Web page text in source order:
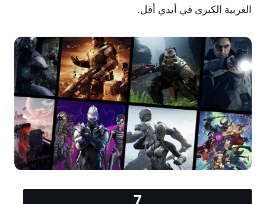
الغربية الكبرى في أيدي أقل.